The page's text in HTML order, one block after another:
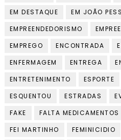
EM DESTAQUE
EM JOÃO
EMPREENDEDORISMO
EMPREGO
ENCONTRADA
ENFERMAGEM
ENTREGA
ENTRETENIMENTO
ESPORTE
ESQUENTOU
ESTRADAS
FAKE
FALTA MEDICAMENTOS
FEI MARTINHO
FEMINICIDIO